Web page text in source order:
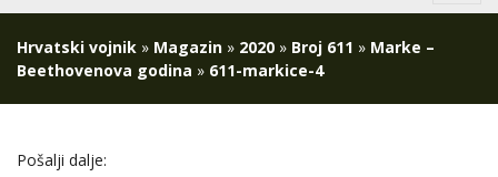
Hrvatski vojnik » Magazin » 2020 » Broj 611 » Marke –
Beethovenova godina » 611-markice-4
Pošalji dalje: